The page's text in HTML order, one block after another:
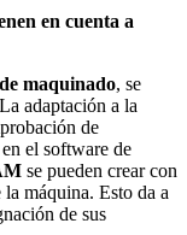
en cuenta a
maquinado, se
adaptación a la
de
el software de
se pueden crear con
la máquina. Esto da a
de sus